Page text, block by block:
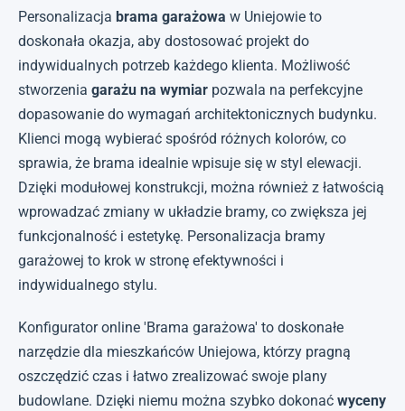
Personalizacja brama garażowa w Uniejowie to
doskonała okazja, aby dostosować projekt do
indywidualnych potrzeb każdego klienta. Możliwość
stworzenia garażu na wymiar pozwala na perfekcyjne
dopasowanie do wymagań architektonicznych budynku.
Klienci mogą wybierać spośród różnych kolorów, co
sprawia, że brama idealnie wpisuje się w styl elewacji.
Dzięki modułowej konstrukcji, można również z łatwością
wprowadzać zmiany w układzie bramy, co zwiększa jej
funkcjonalność i estetykę. Personalizacja bramy
garażowej to krok w stronę efektywności i
indywidualnego stylu.
Konfigurator online 'Brama garażowa' to doskonałe
narzędzie dla mieszkańców Uniejowa, którzy pragną
oszczędzić czas i łatwo zrealizować swoje plany
budowlane. Dzięki niemu można szybko dokonać wyceny